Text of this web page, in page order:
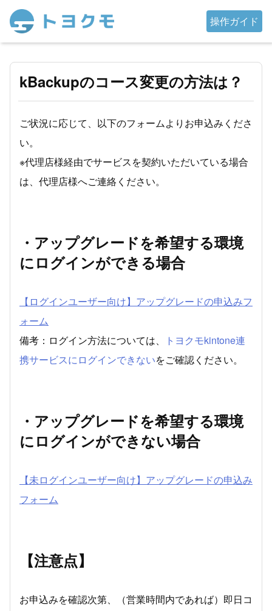
操作ガイド
kBackupのコース変更の方法は？
ご状況に応じて、以下のフォームよりお申込みくださ
い。
※代理店様経由でサービスを契約いただいている場合
は、代理店様へご連絡ください。
・アップグレードを希望する環境
にログインができる場合
【ログインユーザー向け】アップグレードの申込みフ
ォーム
備考：ログイン方法については、
トヨクモkintone連
携サービスにログインできないをご確認ください。
・アップグレードを希望する環境
にログインができない場合
【未ログインユーザー向け】アップグレードの申込み
フォーム
【注意点】
お申込みを確認次第、（営業時間内であれば）即日コ